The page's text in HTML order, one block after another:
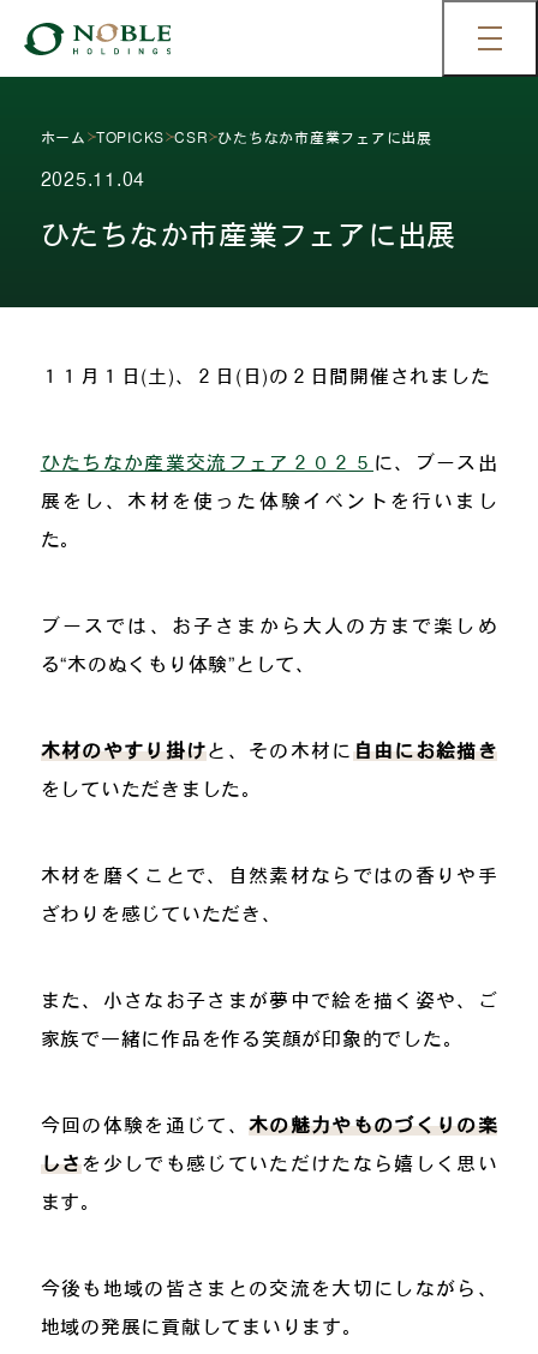
ホーム TOPICKS CSR ひたちなか市産業フェアに出展
2025.11.04
ひたちなか市産業フェアに出展
１１月１日(土)、２日(日)の２日間開催されました
ひたちなか産業交流フェア２０２５ に、ブース出
展をし、木材を使った体験イベントを行いまし
た。
ブースでは、お子さまから大人の方まで楽しめ
る“木のぬくもり体験”として、
木材のやすり掛けと、その木材に自由にお絵描き
をしていただきました。
木材を磨くことで、自然素材ならではの香りや手
ざわりを感じていただき、
また、小さなお子さまが夢中で絵を描く姿や、ご
家族で一緒に作品を作る笑顔が印象的でした。
今回の体験を通じて、 木の魅力やものづくりの楽
しさを少しでも感じていただけたなら嬉しく思い
ます。
今後も地域の皆さまとの交流を大切にしながら、
地域の発展に貢献してまいります。